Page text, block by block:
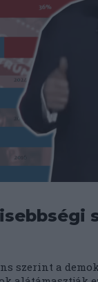
szerint a